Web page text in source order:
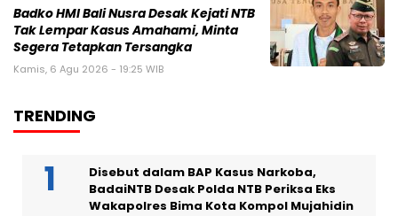
Badko HMI Bali Nusra Desak Kejati NTB
Tak Lempar Kasus Amahami, Minta
Segera Tetapkan Tersangka
Kamis, 6 Agu 2026 - 19:25 WIB
TRENDING
Disebut dalam BAP Kasus Narkoba,
BadaiNTB Desak Polda NTB Periksa Eks
Wakapolres Bima Kota Kompol Mujahidin